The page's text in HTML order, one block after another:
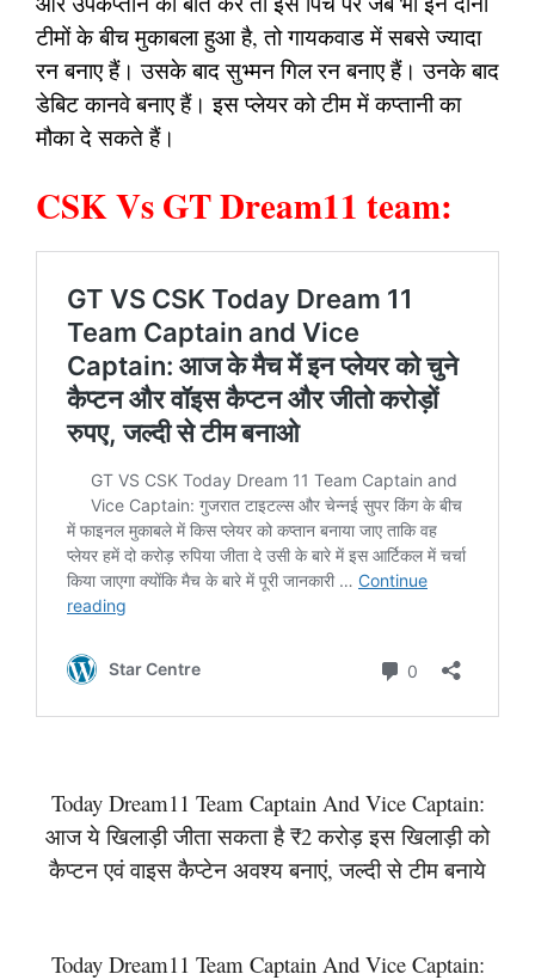
टीमों के बीच मुकाबला हुआ है, तो गायकवाड में सबसे ज्यादा
रन बनाए हैं। उसके बाद सुभ्मन गिल रन बनाए हैं। उनके बाद
डेबिट कानवे बनाए हैं। इस प्लेयर को टीम में कप्तानी का
मौका दे सकते हैं।
CSK Vs GT Dream11 team:
Today Dream11 Team Captain And Vice Captain:
आज ये खिलाड़ी जीता सकता है ₹2 करोड़ इस खिलाड़ी को
कैप्टन एवं वाइस कैप्टेन अवश्य बनाएं, जल्दी से टीम बनाये
Today Dream11 Team Captain And Vice Captain: